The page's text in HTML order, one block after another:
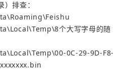
排查：
个大写字母的随
0C-29-9D-F8-